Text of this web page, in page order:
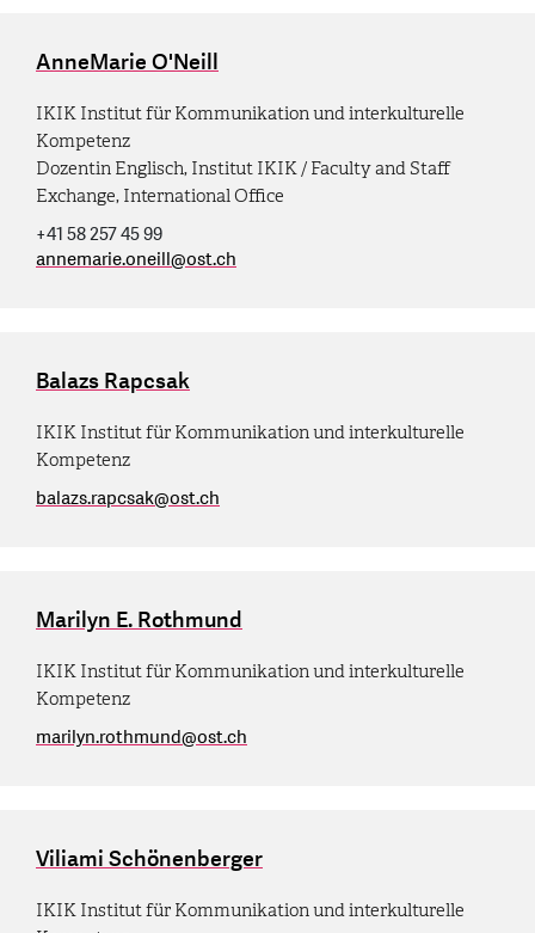
AnneMarie O'Neill
IKIK Institut für Kommunikation und interkulturelle
Kompetenz
Dozentin Englisch, Institut IKIK / Faculty and Staff
Exchange, International Office
+41 58 257 45 99
annemarie.oneill@ost.ch
Balazs Rapcsak
IKIK Institut für Kommunikation und interkulturelle
Kompetenz
balazs.rapcsak@ost.ch
Marilyn E. Rothmund
IKIK Institut für Kommunikation und interkulturelle
Kompetenz
marilyn.rothmund@ost.ch
Viliami Schönenberger
IKIK Institut für Kommunikation und interkulturelle